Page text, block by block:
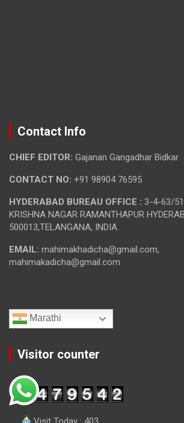
Contact Info
CHIEF EDITOR: Gajanan Gangadhar Bidkar
CONTACT NO: +91 98904 76595
HYDERABAD BUREAU OFFICE : 3-4-63/
KRISHNA NAGAR RAMANTHAPUR
500013,TELANGANA, INDIA.
EMAIL: mahimakhadicha@gmail.com,
mahimakadicha@gmail.com
Marathi
Visitor counter